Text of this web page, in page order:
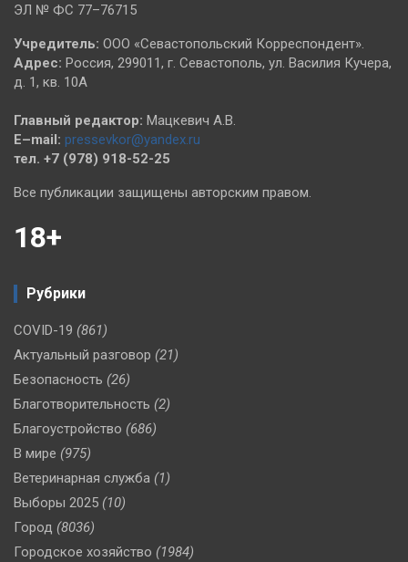
ЭЛ № ФС 77–76715
Учредитель: ООО «Севастопольский Корреспондент».
Адрес: Россия, 299011, г. Севастополь, ул. Василия Кучера,
д. 1, кв. 10А
Главный редактор: Мацкевич А.В.
E–mail: pressevkor@yandex.ru
тел. +7 (978) 918-52-25
Все публикации защищены авторским правом.
18+
Рубрики
COVID-19 (861)
Актуальный разговор (21)
Безопасность (26)
Благотворительность (2)
Благоустройство (686)
В мире (975)
Ветеринарная служба (1)
Выборы 2025 (10)
Город (8036)
Городское хозяйство (1984)